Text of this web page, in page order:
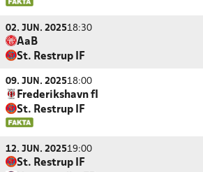
02. JUN. 202518:30
AaB
St. Restrup IF
09. JUN. 202518:00
Frederikshavn fI
St. Restrup IF
12. JUN. 202519:00
St. Restrup IF